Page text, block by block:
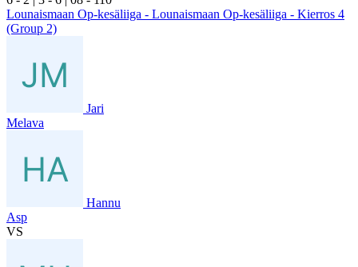
Lounaismaan Op-kesäliiga - Lounaismaan Op-kesäliiga - Kierros 4
(Group 2)
Jari
Melava
Hannu
Asp
VS